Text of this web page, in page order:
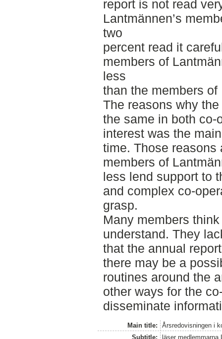
report is not read
Lantmännen’s
two
percent read it
members of
less
than the members of
The reasons why
the same in both co-
interest was the
time. Those reasons
members of
less lend support to
and complex co-
grasp.
Many members
understand. They
that the annual
there may be a
routines around the
other ways for the
disseminate
Main title:
Årsredovisningen i
Subtitle:
läser medlemmarna